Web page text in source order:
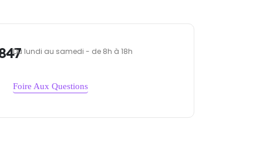
Du lundi au samedi - de 8h à 18h
Foire Aux Questions